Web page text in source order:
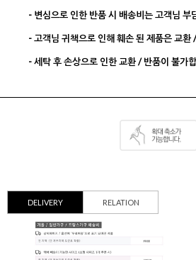
- 변심으로 인한 반품 시 배송비는 고객님 부
- 고객님 귀책으로 인해 훼손 된 제품은 교환
- 세탁 후 손상으로 인한 교환 / 반품이 불가
DELIVERY RELATION